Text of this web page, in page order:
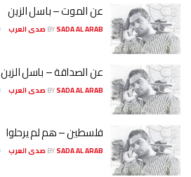
عن الموت – باسل الزين
BYSADA AL ARAB صدى العرب
عن الصداقة – باسل الزين
BYSADA AL ARAB صدى العرب
فلسطين – هم لم يرحلوا
BYSADA AL ARAB صدى العرب